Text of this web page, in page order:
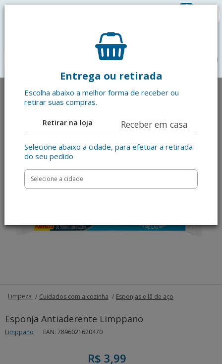
0
Entrega ou retirada
Escolha abaixo a melhor forma de receber ou
retirar suas compras.
Retirar na loja Receber em casa
Selecione abaixo a cidade, para efetuar a retirada
do seu pedido
Limpeza Cuidados com a cozinha Esponjas e lã de aço
Esponja Antiaderente Limppano
Limppano EAN: 7896021620470
R$ 3,99